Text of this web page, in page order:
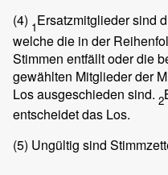
(4) 1Ersatzmitglieder sind
welche die in der
Stimmen entfällt oder die
gewählten Mitglieder der
Los ausgeschieden sind. 2
entscheidet das Los.
(5) Ungültig sind